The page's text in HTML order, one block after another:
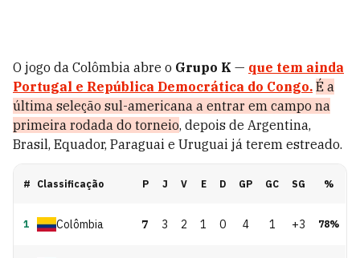
O jogo da Colômbia abre o Grupo K — que tem ainda
Portugal e República Democrática do Congo. É a
última seleção sul-americana a entrar em campo na
primeira rodada do torneio, depois de Argentina,
Brasil, Equador, Paraguai e Uruguai já terem estreado.
# Classificação P J V E D GP GC SG %
1 Colômbia 7 3 2 1 0 4 1 +3 78%